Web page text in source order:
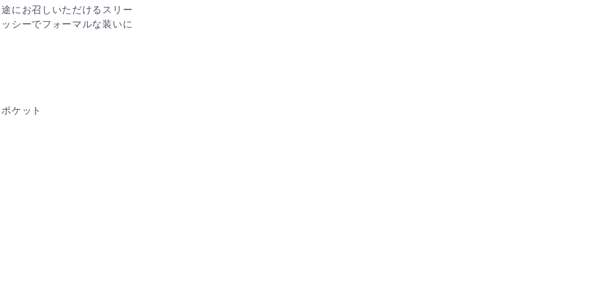
にお召しいただけるスリー
シーでフォーマルな装いに
ケット